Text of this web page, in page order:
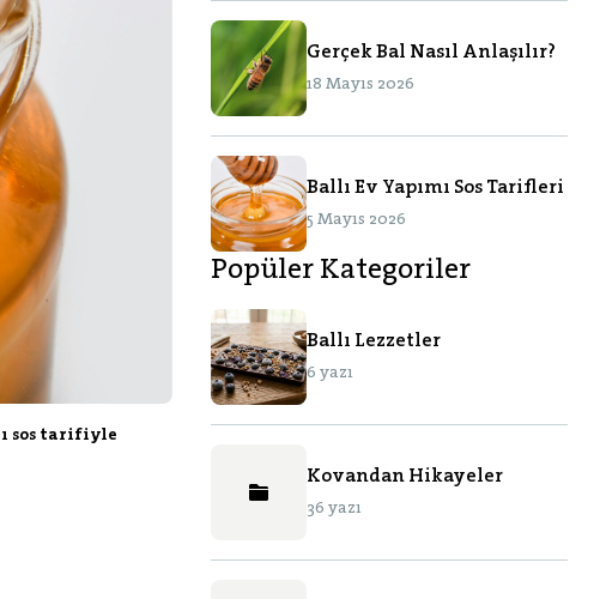
sos tarifiyle
Gerçek Bal Nasıl Anlaşılır?
18 Mayıs 2026
Ballı Ev Yapımı Sos Tarifleri
5 Mayıs 2026
Popüler Kategoriler
Ballı Lezzetler
6 yazı
Kovandan Hikayeler
36 yazı